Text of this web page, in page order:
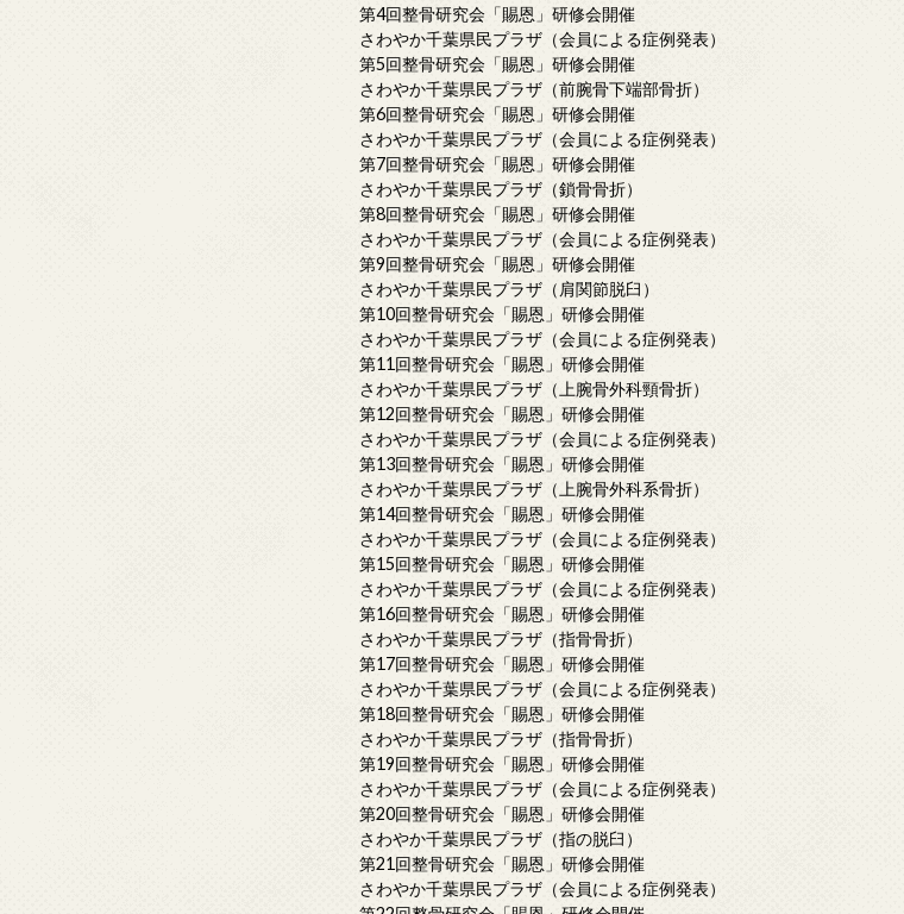
第4回整骨研究会「賜恩」研修会開催
さわやか千葉県民プラザ（会員による症例発表）
第5回整骨研究会「賜恩」研修会開催
さわやか千葉県民プラザ（前腕骨下端部骨折）
第6回整骨研究会「賜恩」研修会開催
さわやか千葉県民プラザ（会員による症例発表）
第7回整骨研究会「賜恩」研修会開催
さわやか千葉県民プラザ（鎖骨骨折）
第8回整骨研究会「賜恩」研修会開催
さわやか千葉県民プラザ（会員による症例発表）
第9回整骨研究会「賜恩」研修会開催
さわやか千葉県民プラザ（肩関節脱臼）
第10回整骨研究会「賜恩」研修会開催
さわやか千葉県民プラザ（会員による症例発表）
第11回整骨研究会「賜恩」研修会開催
さわやか千葉県民プラザ（上腕骨外科頸骨折）
第12回整骨研究会「賜恩」研修会開催
さわやか千葉県民プラザ（会員による症例発表）
第13回整骨研究会「賜恩」研修会開催
さわやか千葉県民プラザ（上腕骨外科系骨折）
第14回整骨研究会「賜恩」研修会開催
さわやか千葉県民プラザ（会員による症例発表）
第15回整骨研究会「賜恩」研修会開催
さわやか千葉県民プラザ（会員による症例発表）
第16回整骨研究会「賜恩」研修会開催
さわやか千葉県民プラザ（指骨骨折）
第17回整骨研究会「賜恩」研修会開催
さわやか千葉県民プラザ（会員による症例発表）
第18回整骨研究会「賜恩」研修会開催
さわやか千葉県民プラザ（指骨骨折）
第19回整骨研究会「賜恩」研修会開催
さわやか千葉県民プラザ（会員による症例発表）
第20回整骨研究会「賜恩」研修会開催
さわやか千葉県民プラザ（指の脱臼）
第21回整骨研究会「賜恩」研修会開催
さわやか千葉県民プラザ（会員による症例発表）